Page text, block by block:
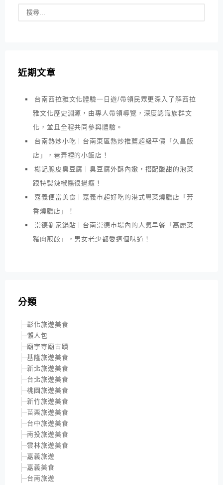
近期文章
台南西拉雅文化體驗一日遊/帶領民眾更深入了解西拉
雅文化歷史淵源，由專人帶領導覽，深度認識族群文
化，並且全程共同參與體驗。
台南熱炒小吃｜台南東區熱炒推薦超級平價「久昌飯
店」，巷弄裡的小飯店！
楊記脆皮臭豆腐｜臭豆腐外酥內嫩，搭配酸甜的泡菜
跟特製辣椒醬很過癮！
嘉義便當美食｜嘉義市超好吃的港式粵菜燒臘店「芳
香燒臘店」！
崇德劉家鍋貼｜台南崇德市場內的人氣早餐「高麗菜
豬肉煎餃」，男女老少都愛這個味道！
分類
彰化旅遊美食
懶人包
廟宇寺廟古蹟
基隆旅遊美食
新北旅遊美食
台北旅遊美食
桃園旅遊美食
新竹旅遊美食
苗栗旅遊美食
台中旅遊美食
南投旅遊美食
雲林旅遊美食
嘉義旅遊
嘉義美食
台南旅遊